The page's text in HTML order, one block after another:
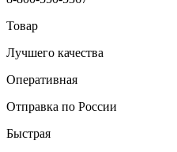
Товар
Лучшего качества
Оперативная
Отправка по России
Быстрая